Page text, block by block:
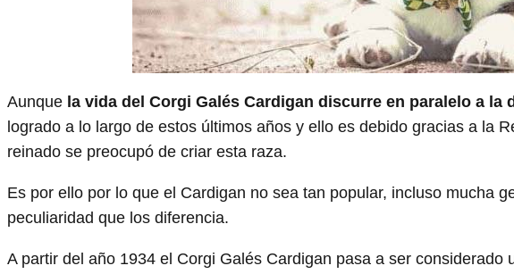
Aunque la vida del Corgi Galés Cardigan discurre en paralelo a la
logrado a lo largo de estos últimos años y ello es debido gracias a la
reinado se preocupó de criar esta raza.
Es por ello por lo que el Cardigan no sea tan popular, incluso mucha
peculiaridad que los diferencia.
A partir del año 1934 el Corgi Galés Cardigan pasa a ser considerado